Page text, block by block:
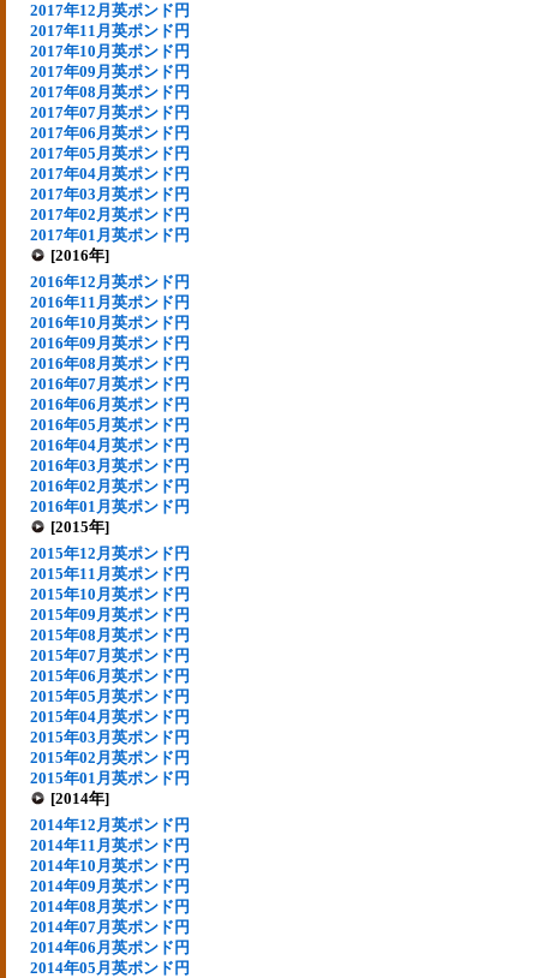
2017年12月英ポンド円
2017年11月英ポンド円
2017年10月英ポンド円
2017年09月英ポンド円
2017年08月英ポンド円
2017年07月英ポンド円
2017年06月英ポンド円
2017年05月英ポンド円
2017年04月英ポンド円
2017年03月英ポンド円
2017年02月英ポンド円
2017年01月英ポンド円
[2016年]
2016年12月英ポンド円
2016年11月英ポンド円
2016年10月英ポンド円
2016年09月英ポンド円
2016年08月英ポンド円
2016年07月英ポンド円
2016年06月英ポンド円
2016年05月英ポンド円
2016年04月英ポンド円
2016年03月英ポンド円
2016年02月英ポンド円
2016年01月英ポンド円
[2015年]
2015年12月英ポンド円
2015年11月英ポンド円
2015年10月英ポンド円
2015年09月英ポンド円
2015年08月英ポンド円
2015年07月英ポンド円
2015年06月英ポンド円
2015年05月英ポンド円
2015年04月英ポンド円
2015年03月英ポンド円
2015年02月英ポンド円
2015年01月英ポンド円
[2014年]
2014年12月英ポンド円
2014年11月英ポンド円
2014年10月英ポンド円
2014年09月英ポンド円
2014年08月英ポンド円
2014年07月英ポンド円
2014年06月英ポンド円
2014年05月英ポンド円